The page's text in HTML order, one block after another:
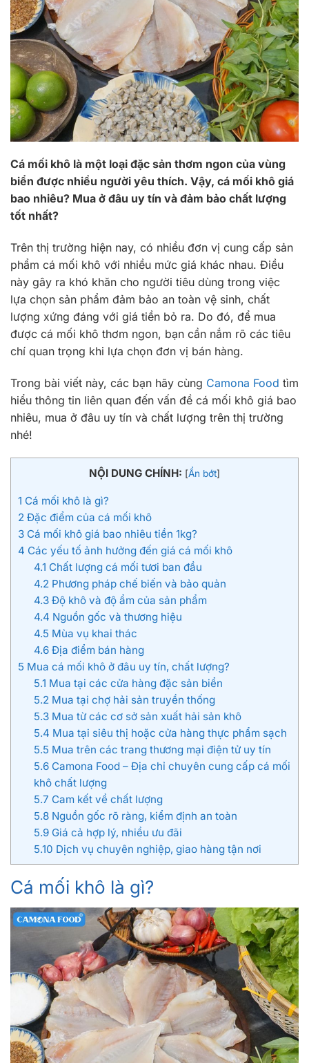
Cá mối khô là một loại đặc sản thơm ngon của vùng
biển được nhiều người yêu thích. Vậy, cá mối khô giá
bao nhiêu? Mua ở đâu uy tín và đảm bảo chất lượng
tốt nhất?
Trên thị trường hiện nay, có nhiều đơn vị cung cấp sản
phẩm cá mối khô với nhiều mức giá khác nhau. Điều
này gây ra khó khăn cho người tiêu dùng trong việc
lựa chọn sản phẩm đảm bảo an toàn vệ sinh, chất
lượng xứng đáng với giá tiền bỏ ra. Do đó, để mua
được cá mối khô thơm ngon, bạn cần nắm rõ các tiêu
chí quan trọng khi lựa chọn đơn vị bán hàng.
Trong bài viết này, các bạn hãy cùng Camona Food tìm
hiểu thông tin liên quan đến vấn đề cá mối khô giá bao
nhiêu, mua ở đâu uy tín và chất lượng trên thị trường
nhé!
NỘI DUNG CHÍNH: [Ẩn bớt]
1 Cá mối khô là gì?
2 Đặc điểm của cá mối khô
3 Cá mối khô giá bao nhiêu tiền 1kg?
4 Các yếu tố ảnh hưởng đến giá cá mối khô
4.1 Chất lượng cá mối tươi ban đầu
4.2 Phương pháp chế biến và bảo quản
4.3Độ khô và độ ẩm của sản phẩm
4.4 Nguồn gốc và thương hiệu
4.5 Mùa vụ khai thác
4.6Địa điểm bán hàng
5 Mua cá mối khô ở đâu uy tín, chất lượng?
5.1 Mua tại các cửa hàng đặc sản biển
5.2 Mua tại chợ hải sản truyền thống
5.3Mua từ các cơ sở sản xuất hải sản khô
5.4 Mua tại siêu thị hoặc cửa hàng thực phẩm sạch
5.5 Mua trên các trang thương mại điện tử uy tín
5.6Camona Food – Địa chỉ chuyên cung cấp cá mối
khô chất lượng
5.7 Cam kết về chất lượng
5.8Nguồn gốc rõ ràng, kiểm định an toàn
5.9Giá cả hợp lý, nhiều ưu đãi
5.10 Dịch vụ chuyên nghiệp, giao hàng tận nơi
Cá mối khô là gì?